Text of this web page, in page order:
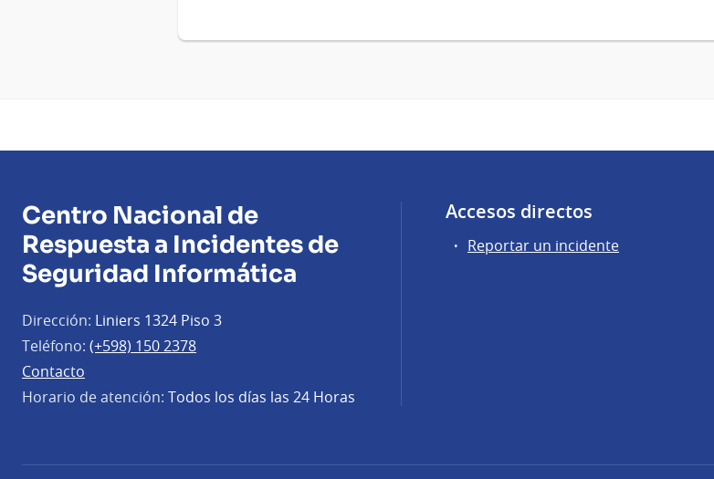
Centro Nacional de
Respuesta a Incidentes de
Seguridad Informática
Dirección: Liniers 1324 Piso 3
Teléfono: (+598) 150 2378
Contacto
Horario de atención: Todos los días las 24 Horas
Accesos directos
Reportar un incidente